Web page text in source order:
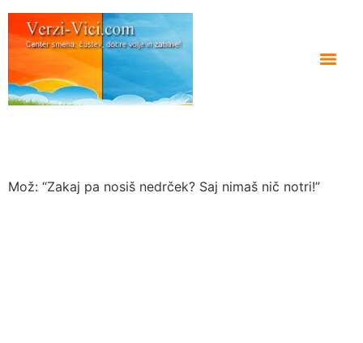
Mož: “Zakaj pa nosiš nedrček? Saj nimaš nič notri!”